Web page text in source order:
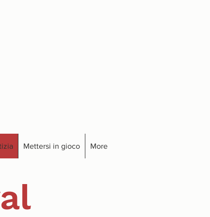
Mettersi in gioco More